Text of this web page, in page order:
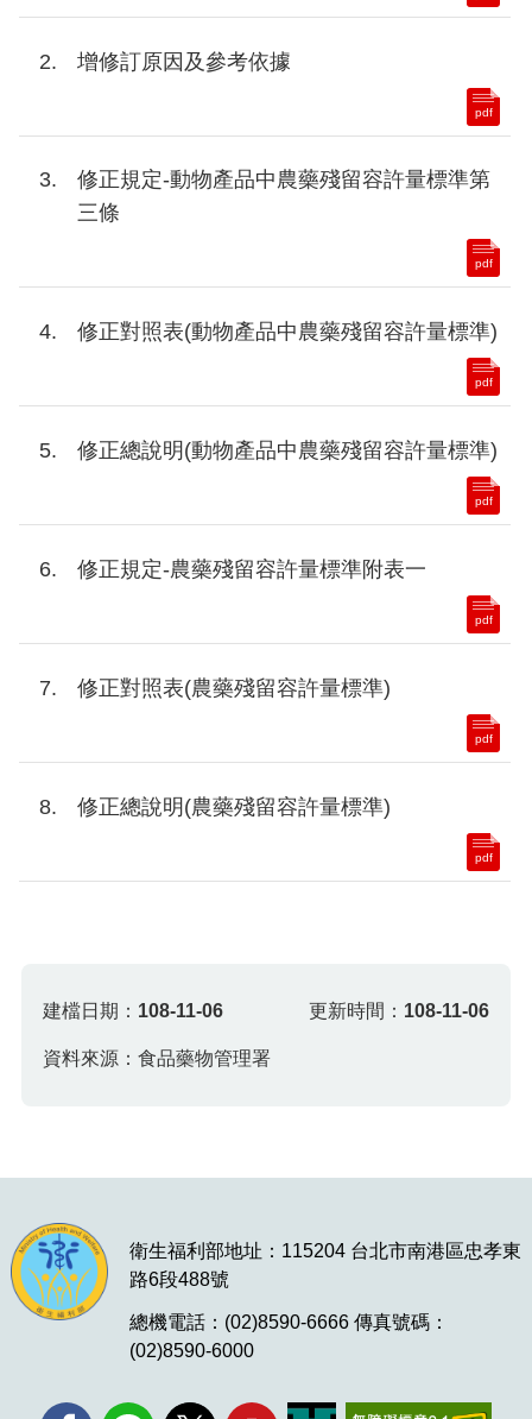
增修訂原因及參考依據
pdf
修正規定-動物產品中農藥殘留容許量標準第
三條
pdf
修正對照表(動物產品中農藥殘留容許量標準)
pdf
修正總說明(動物產品中農藥殘留容許量標準)
pdf
修正規定-農藥殘留容許量標準附表一
pdf
修正對照表(農藥殘留容許量標準)
pdf
修正總說明(農藥殘留容許量標準)
pdf
建檔日期： 108-11-06 更新時間： 108-11-06
資料來源：食品藥物管理署
衛生福利部地址：115204 台北市南港區忠孝東
路6段488號
總機電話：(02)8590-6666 傳真號碼：
(02)8590-6000